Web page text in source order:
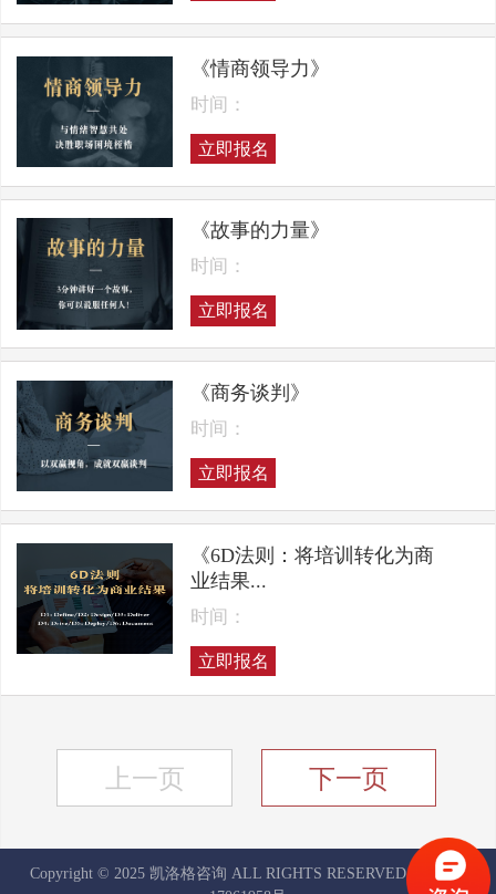
《情商领导力》
时间：
立即报名
《故事的力量》
时间：
立即报名
《商务谈判》
时间：
立即报名
《6D法则：将培训转化为商
业结果...
时间：
立即报名
上一页 下一页
Copyright © 2025 凯洛格咨询 ALL RIGHTS RESERVED
京ICP备